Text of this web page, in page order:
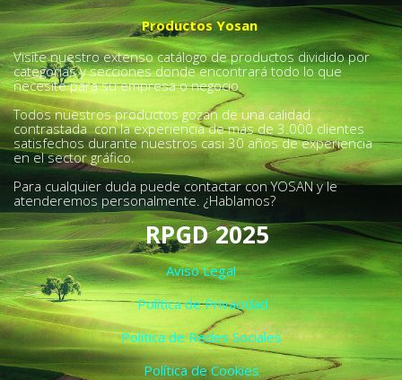
Productos Yosan
Visite nuestro extenso catálogo de productos dividido por
categorías y secciones donde encontrará todo lo que
necesite para su empresa o negocio.
Todos nuestros productos gozan de una calidad
contrastada con la experiencia de más de 3.000 clientes
satisfechos durante nuestros casi 30 años de experiencia
en el sector gráfico.
Para cualquier duda puede contactar con YOSAN y le
atenderemos personalmente. ¿Hablamos?
RPGD 2025
Aviso Legal
Política de Privacidad
Política de Redes Sociales
Política de Cookies